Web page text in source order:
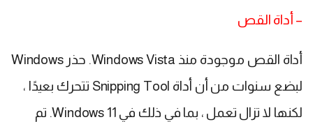
– أداة القص
أداة القص موجودة منذ Windows Vista. حذر Windows
لبضع سنوات من أن أداة Snipping Tool تتحرك بعيدًا ،
لكنها لا تزال تعمل ، بما في ذلك في Windows 11. تم